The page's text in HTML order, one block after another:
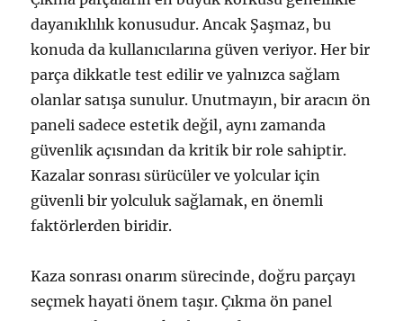
dayanıklılık konusudur. Ancak Şaşmaz, bu
konuda da kullanıcılarına güven veriyor. Her bir
parça dikkatle test edilir ve yalnızca sağlam
olanlar satışa sunulur. Unutmayın, bir aracın ön
paneli sadece estetik değil, aynı zamanda
güvenlik açısından da kritik bir role sahiptir.
Kazalar sonrası sürücüler ve yolcular için
güvenli bir yolculuk sağlamak, en önemli
faktörlerden biridir.
Kaza sonrası onarım sürecinde, doğru parçayı
seçmek hayati önem taşır. Çıkma ön panel